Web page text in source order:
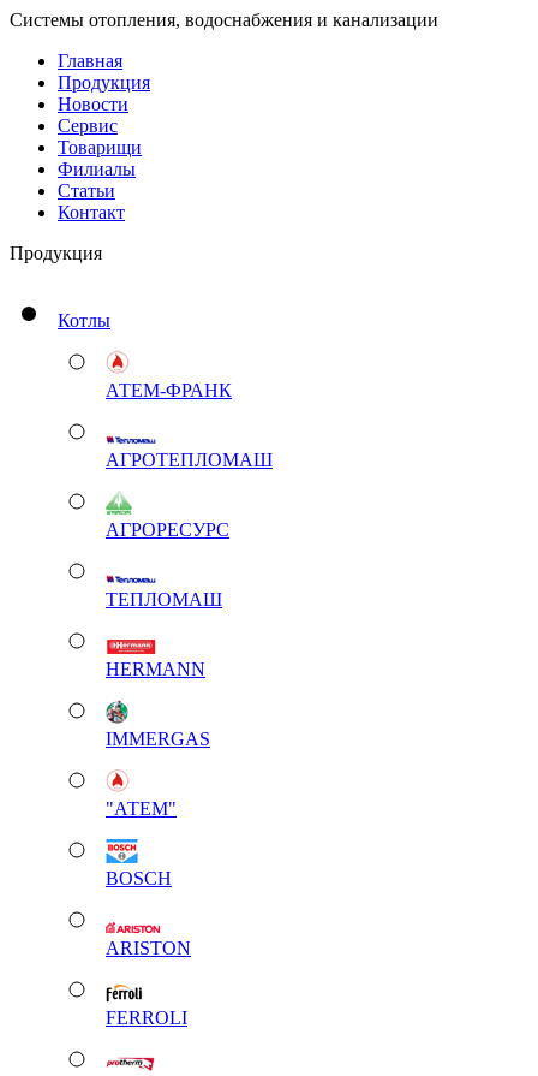
Системы отопления, водоснабжения и канализации
Главная
Продукция
Новости
Сервис
Товарищи
Филиалы
Статьи
Контакт
Продукция
Котлы
АТЕМ-ФРАНК
АГРОТЕПЛОМАШ
АГРОРЕСУРС
ТЕПЛОМАШ
HERMANN
IMMERGAS
"АТЕМ"
BOSCH
ARISTON
FERROLI